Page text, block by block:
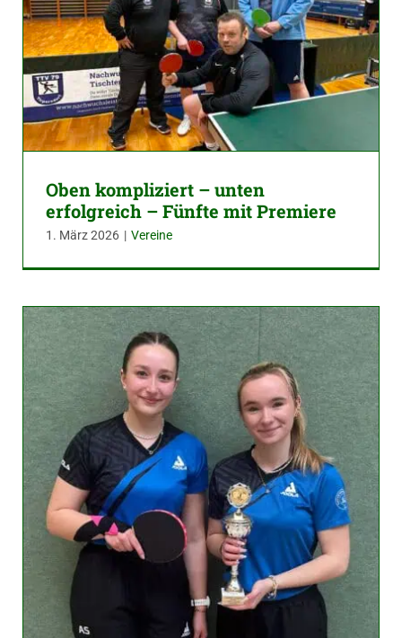
Oben kompliziert – unten
erfolgreich – Fünfte mit Premiere
1. März 2026 | Vereine